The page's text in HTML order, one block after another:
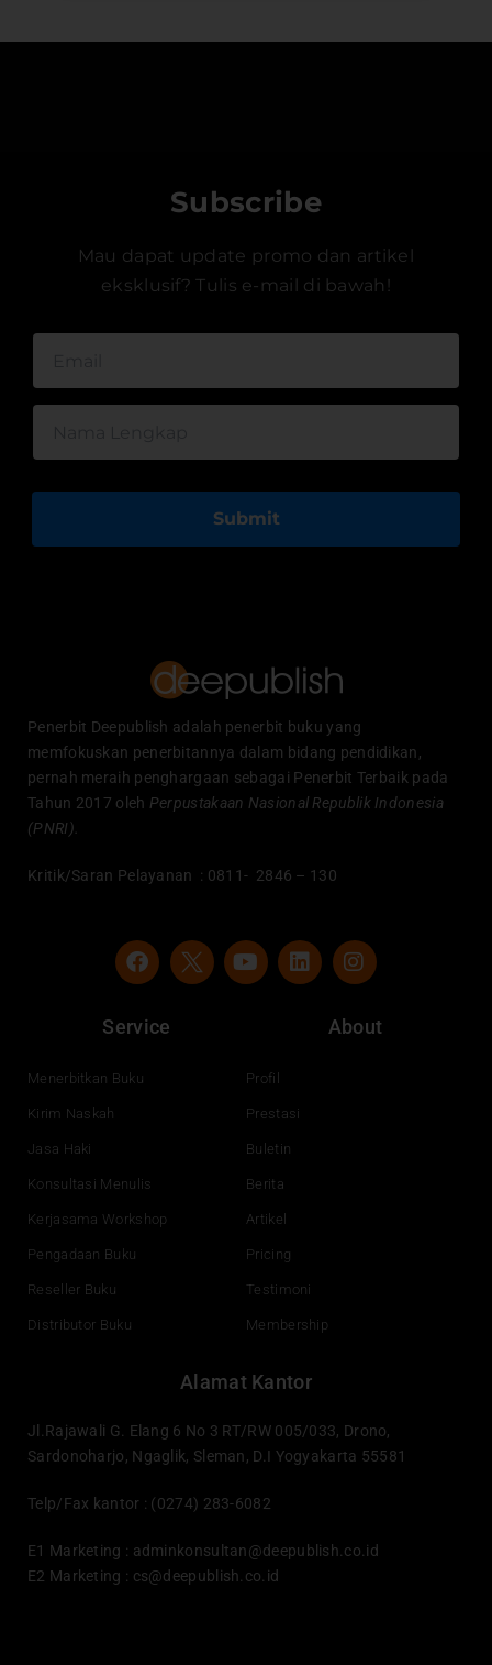
Subscribe
Mau dapat update promo dan artikel
eksklusif? Tulis e-mail di bawah!
Submit
Penerbit Deepublish adalah penerbit buku yang
memfokuskan penerbitannya dalam bidang pendidikan,
pernah meraih penghargaan sebagai Penerbit Terbaik pada
Tahun 2017 oleh Perpustakaan Nasional Republik Indonesia
(PNRI).
Kritik/Saran Pelayanan : 0811- 2846 – 130
F
a
e
b
o
Y
o
e
L
i
n
I
n
t
a
Service
Menerbitkan Buku
Kirim Naskah
Jasa Haki
Konsultasi Menulis
Kerjasama Workshop
Pengadaan Buku
Reseller Buku
Distributor Buku
About
Profil
Prestasi
Buletin
Berita
Artikel
Pricing
Testimoni
Membership
Alamat Kantor
Jl.Rajawali G. Elang 6 No 3 RT/RW 005/033, Drono,
Sardonoharjo, Ngaglik, Sleman, D.I Yogyakarta 55581
Telp/Fax kantor : (0274) 283-6082
E1 Marketing : adminkonsultan@deepublish.co.id
E2 Marketing : cs@deepublish.co.id